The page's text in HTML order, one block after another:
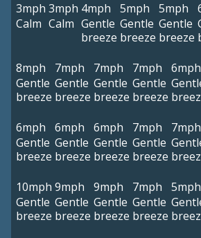
3mph
Calm
3mph
Calm
4mph
Gentle
breeze
5mph
Gentle
breeze
5mph
Gentle
breeze
8mph
Gentle
breeze
7mph
Gentle
breeze
7mph
Gentle
breeze
7mph
Gentle
breeze
6mph
6mph
Gentle
breeze
6mph
Gentle
breeze
6mph
Gentle
breeze
7mph
Gentle
breeze
7mph
10mph
Gentle
breeze
9mph
Gentle
breeze
9mph
Gentle
breeze
7mph
Gentle
breeze
5mph